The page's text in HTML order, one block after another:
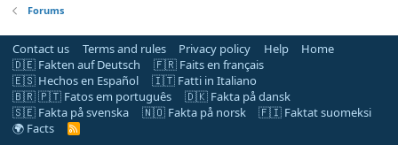
Forums
Contact us Terms and rules Privacy policy Help
Home
🇩🇪 Fakten auf Deutsch
🇫🇷 Faits en français
🇪🇸 Hechos en Español
🇮🇹 Fatti in Italiano
🇧🇷 🇵🇹 Fatos em português
🇩🇰 Fakta på dansk
🇸🇪 Fakta på svenska
🇳🇴 Fakta på norsk
🇫🇮 Faktat suomeksi
🌍 Facts
R